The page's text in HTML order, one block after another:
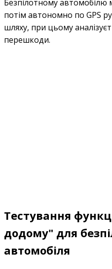
Безпілотному автомобілю
потім автономно по GPS
шляху, при цьому
перешкоди.
Тестування
додому" для
автомобіля